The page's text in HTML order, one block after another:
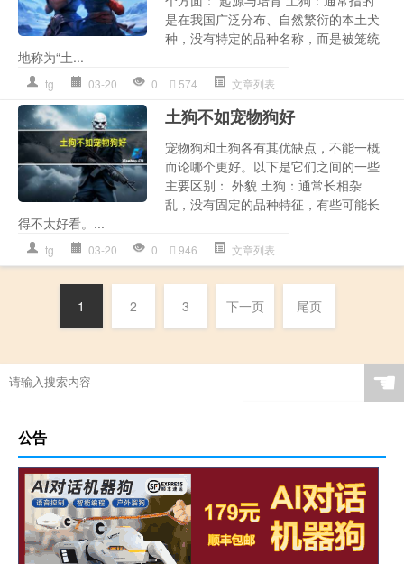
是在我国广泛分布、自然繁衍的本土犬
种，没有特定的品种名称，而是被笼统
地称为“土...
tg 03-20 0 574 文章列表
土狗不如宠物狗好
宠物狗和土狗各有其优缺点，不能一概
而论哪个更好。以下是它们之间的一些
主要区别： 外貌 土狗：通常长相杂
乱，没有固定的品种特征，有些可能长
得不太好看。...
tg 03-20 0 946 文章列表
1 2 3 下一页 尾页
☚
公告